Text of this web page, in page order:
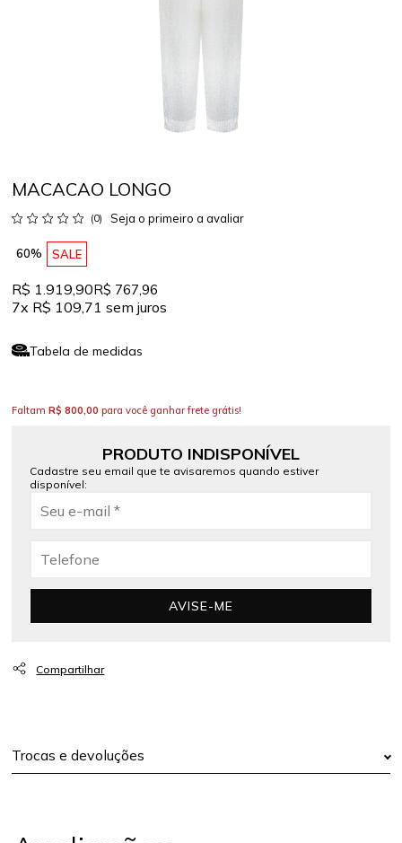
MACACAO LONGO
(0) Seja o primeiro a avaliar
60% SALE
R$ 1.919,90R$ 767,96
7x R$ 109,71sem juros
Tabela de medidas
FaltamR$ 800,00 para você ganhar frete grátis!
PRODUTO INDISPONÍVEL
Cadastre seu email que te avisaremos quando estiver
disponível:
AVISE-ME
Trocas e devoluções